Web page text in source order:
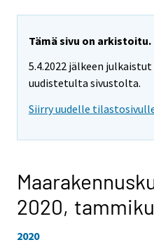
Tämä sivu on arkistoitu.
5.4.2022 jälkeen
uudistetulta sivustolta.
Siirry uudelle
2020,
2020